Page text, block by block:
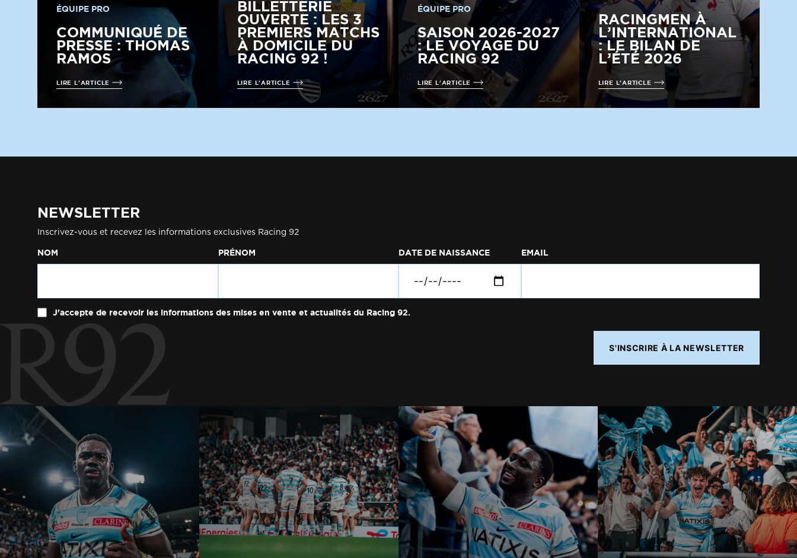
ÉQUIPE PRO
COMMUNIQUÉ DE
PRESSE : THOMAS
RAMOS
LIRE L'ARTICLE
BILLETTERIE
OUVERTE : LES 3
PREMIERS MATCHS
À DOMICILE DU
RACING 92 !
LIRE L'ARTICLE
ÉQUIPE PRO
SAISON 2026-2027
: LE VOYAGE DU
RACING 92
LIRE L'ARTICLE
RACINGMEN À
L’INTERNATIONAL
: LE BILAN DE
L’ÉTÉ 2026
LIRE L'ARTICLE
NEWSLETTER
Inscrivez-vous et recevez les informations exclusives Racing 92
NOM PRÉNOM DATE DE NAISSANCE EMAIL
J'accepte de recevoir les informations des mises en vente et actualités du Racing 92.
S'INSCRIRE À LA NEWSLETTER